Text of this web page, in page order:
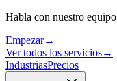
Habla con nuestro equipo
Empezar→
Ver todos los servicios→
IndustriasPrecios